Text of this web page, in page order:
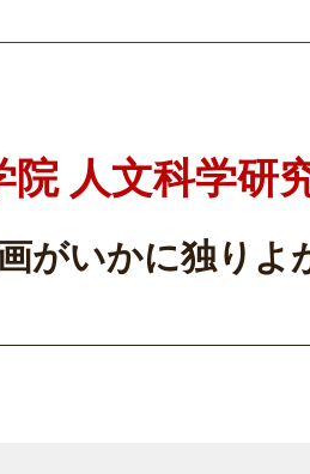
人文科学研
がいかに独りよ